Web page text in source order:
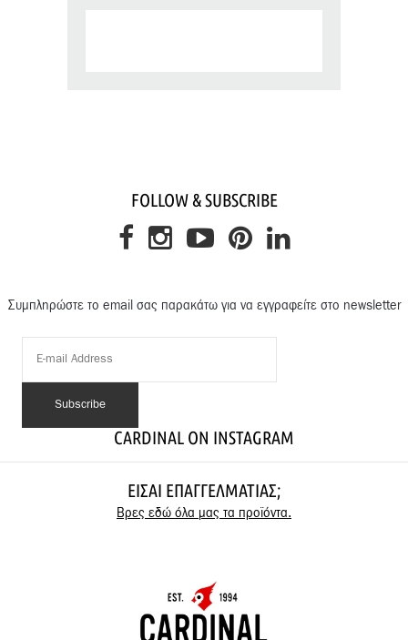
FOLLOW & SUBSCRIBE
Συμπληρώστε το email σας παρακάτω για να εγγραφείτε στο newsletter
CARDINAL ON INSTAGRAM
ΕΊΣΑΙ ΕΠΑΓΓΕΛΜΑΤΊΑΣ;
Βρες εδώ όλα μας τα προϊόντα.